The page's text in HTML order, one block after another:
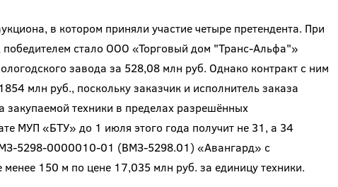
в котором приняли участие четыре претендента. При
победителем стало ООО «Торговый дом "Транс-Альфа"»
завода за 528,08 млн руб. Однако контракт с ним
млн руб., поскольку заказчик и исполнитель заказа
закупаемой техники в пределах разрешённых
МУП «БТУ» до 1 июля этого года получит не 31, а 34
5298-0000010-01 (ВМЗ-5298.01) «Авангард» с
150 м по цене 17,035 млн руб. за единицу техники.